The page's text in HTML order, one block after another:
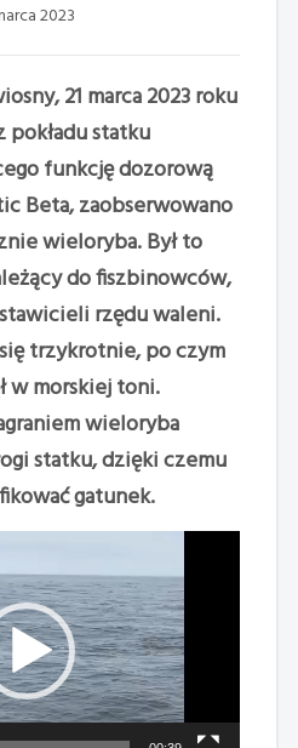
2023
21 marca 2023 roku
pokładu statku
funkcję dozorową
Beta, zaobserwowano
wieloryba. Był to
do fiszbinowców,
rzędu waleni.
trzykrotnie, po czym
w morskiej toni.
wieloryba
statku, dzięki czemu
gatunek.